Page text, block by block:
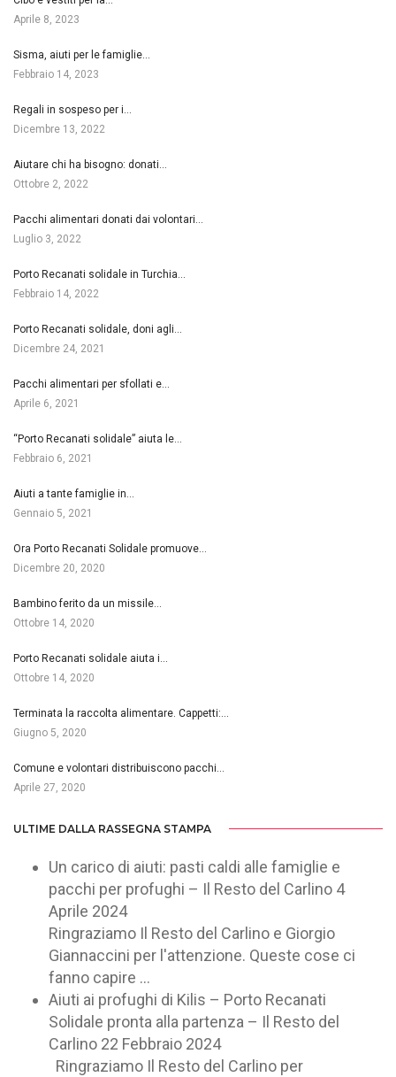
Aprile 8, 2023
Sisma, aiuti per le famiglie…
Febbraio 14, 2023
Regali in sospeso per i…
Dicembre 13, 2022
Aiutare chi ha bisogno: donati…
Ottobre 2, 2022
Pacchi alimentari donati dai volontari…
Luglio 3, 2022
Porto Recanati solidale in Turchia…
Febbraio 14, 2022
Porto Recanati solidale, doni agli…
Dicembre 24, 2021
Pacchi alimentari per sfollati e…
Aprile 6, 2021
“Porto Recanati solidale” aiuta le…
Febbraio 6, 2021
Aiuti a tante famiglie in…
Gennaio 5, 2021
Ora Porto Recanati Solidale promuove…
Dicembre 20, 2020
Bambino ferito da un missile…
Ottobre 14, 2020
Porto Recanati solidale aiuta i…
Ottobre 14, 2020
Terminata la raccolta alimentare. Cappetti:…
Giugno 5, 2020
Comune e volontari distribuiscono pacchi…
Aprile 27, 2020
ULTIME DALLA RASSEGNA STAMPA
Un carico di aiuti: pasti caldi alle famiglie e
pacchi per profughi – Il Resto del Carlino 4
Aprile 2024
Ringraziamo Il Resto del Carlino e Giorgio
Giannaccini per l'attenzione. Queste cose ci
fanno capire ...
Aiuti ai profughi di Kilis – Porto Recanati
Solidale pronta alla partenza – Il Resto del
Carlino 22 Febbraio 2024
Ringraziamo Il Resto del Carlino per